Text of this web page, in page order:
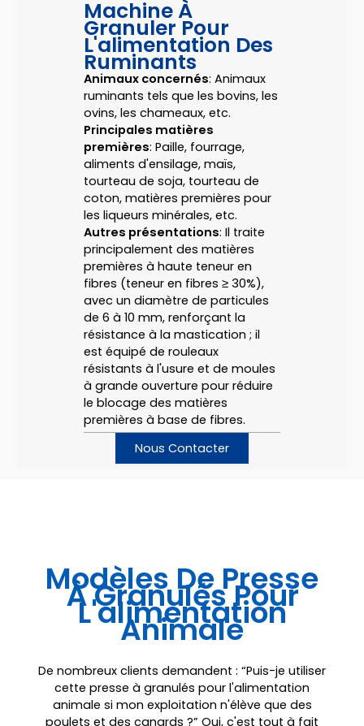
Machine À
Granuler Pour
L'alimentation Des
Ruminants
Animaux concernés: Animaux
ruminants tels que les bovins, les
ovins, les chameaux, etc.
Principales matières
premières: Paille, fourrage,
aliments d'ensilage, maïs,
tourteau de soja, tourteau de
coton, matières premières pour
les liqueurs minérales, etc.
Autres présentations: Il traite
principalement des matières
premières à haute teneur en
fibres (teneur en fibres ≥ 30%),
avec un diamètre de particules
de 6 à 10 mm, renforçant la
résistance à la mastication ; il
est équipé de rouleaux
résistants à l'usure et de moules
à grande ouverture pour réduire
le blocage des matières
premières à base de fibres.
Nous Contacter
Modèles De Presse
À Granulés Pour
L'alimentation
Animale
De nombreux clients demandent : “Puis-je utiliser
cette presse à granulés pour l'alimentation
animale si mon exploitation n'élève que des
poulets et des canards ?” Oui, c'est tout à fait